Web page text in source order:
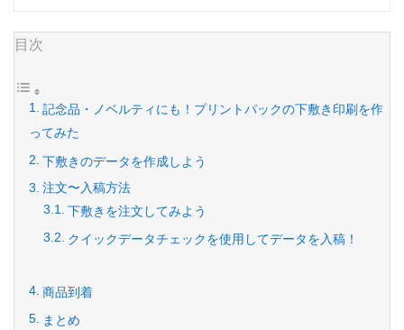
目次
記念品・ノベルティにも！プリントパックの下敷き印刷を作
ってみた
下敷きのデータを作成しよう
注文〜入稿方法
下敷きを注文してみよう
クイックデータチェックを使用してデータを入稿！
商品到着
まとめ